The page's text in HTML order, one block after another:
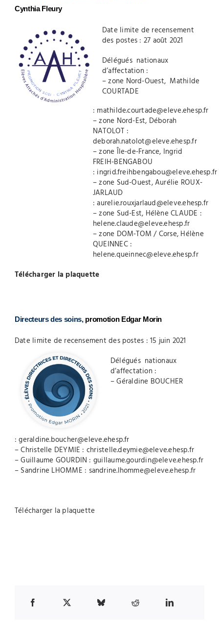
Cynthia Fleury
Date limite de recensement
des postes : 27 août 2021
Délégués nationaux
d’affectation :
– zone Nord-Ouest, Mathilde
COURTADE
: mathilde.courtade@eleve.ehesp.fr
– zone Nord-Est, Déborah
NATOLOT :
deborah.natolot@eleve.ehesp.fr
– zone Île-de-France, Ingrid
FREIH-BENGABOU
: ingrid.freihbengabou@eleve.ehesp.fr
– zone Sud-Ouest, Aurélie ROUX-
JARLAUD
:aurelie.rouxjarlaud@eleve.ehesp.fr
– zone Sud-Est, Hélène CLAUDE :
helene.claude@eleve.ehesp.fr
– zone DOM-TOM / Corse, Hélène
QUEINNEC :
helene.queinnec@eleve.ehesp.fr
Télécharger la plaquette
Directeurs des soins, promotion Edgar Morin
Date limite de recensement des postes : 15 juin 2021
Délégués nationaux
d’affectation :
– Géraldine BOUCHER
:geraldine.boucher@eleve.ehesp.fr
– Christelle DEYMIE : christelle.deymie@eleve.ehesp.fr
– Guillaume GOURDIN : guillaume.gourdin@eleve.ehesp.fr
– Sandrine LHOMME : sandrine.lhomme@eleve.ehesp.fr
Télécharger la plaquette